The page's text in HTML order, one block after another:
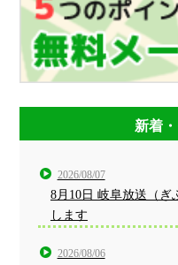
新着
2026/08/07
8月10日 岐阜放送（ぎ
します
2026/08/06